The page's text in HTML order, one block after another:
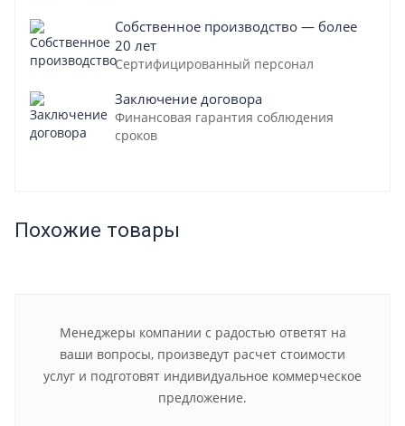
Собственное производство — более
20 лет
Сертифицированный персонал
Заключение договора
Финансовая гарантия соблюдения
сроков
Похожие товары
Менеджеры компании с радостью ответят на
ваши вопросы, произведут расчет стоимости
услуг и подготовят индивидуальное коммерческое
предложение.